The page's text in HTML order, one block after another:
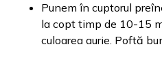
Punem în cuptorul
la copt timp de 10-15
culoarea aurie. Poftă